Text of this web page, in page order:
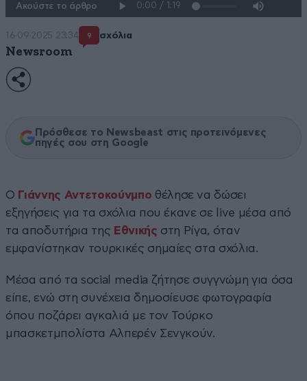
Ακούστε το άρθρο
16·09·2025 23:34 9 σχόλια
Newsroom
Πρόσθεσε το Newsbeast στις προτεινόμενες
πηγές σου στη Google
Ο Γιάννης Αντετοκούνμπο θέλησε να δώσει
εξηγήσεις για τα σχόλια που έκανε σε live μέσα από
τα αποδυτήρια της Εθνικής στη Ρίγα, όταν
εμφανίστηκαν τουρκικές σημαίες στα σχόλια.
Μέσα από τα social media ζήτησε συγγνώμη για όσα
είπε, ενώ στη συνέχεια δημοσίευσε φωτογραφία
όπου ποζάρει αγκαλιά με τον Τούρκο
μπασκετμπολίστα Αλπερέν Σενγκούν.